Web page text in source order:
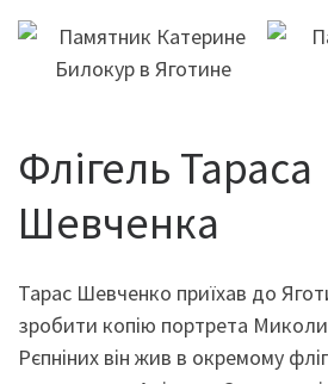
Флігель Тараса
Шевченка
Тарас Шевченко приїхав до
зробити копію портрета Миколи
Рєпніних він жив в окремому